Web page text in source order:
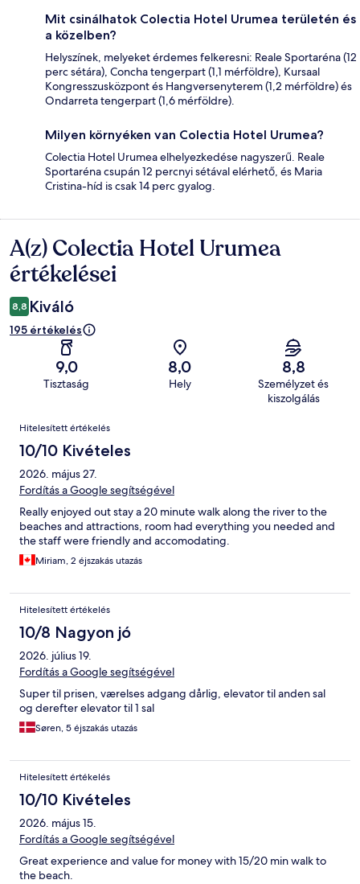
Mit csinálhatok Colectia Hotel Urumea területén és
a közelben?
Helyszínek, melyeket érdemes felkeresni: Reale Sportaréna (12
perc sétára), Concha tengerpart (1,1 mérföldre), Kursaal
Kongresszusközpont és Hangversenyterem (1,2 mérföldre) és
Ondarreta tengerpart (1,6 mérföldre).
Milyen környéken van Colectia Hotel Urumea?
Colectia Hotel Urumea elhelyezkedése nagyszerű. Reale
Sportaréna csupán 12 percnyi sétával elérhető, és Maria
Cristina-híd is csak 14 perc gyalog.
Értékelések
A(z) Colectia Hotel Urumea
értékelései
8,8 Kiváló
195 értékelés
9,0
Tisztaság
8,0
Hely
8,8
Személyzet és
kiszolgálás
Értékelések
Hitelesített értékelés
10/10 Kivételes
2026. május 27.
Fordítás a Google segítségével
Really enjoyed out stay a 20 minute walk along the river to the
beaches and attractions, room had everything you needed and
the staff were friendly and accomodating.
Miriam, 2 éjszakás utazás
Hitelesített értékelés
10/8 Nagyon jó
2026. július 19.
Fordítás a Google segítségével
Super til prisen, værelses adgang dårlig, elevator til anden sal
og derefter elevator til 1 sal
Søren, 5 éjszakás utazás
Hitelesített értékelés
10/10 Kivételes
2026. május 15.
Fordítás a Google segítségével
Great experience and value for money with 15/20 min walk to
the beach.